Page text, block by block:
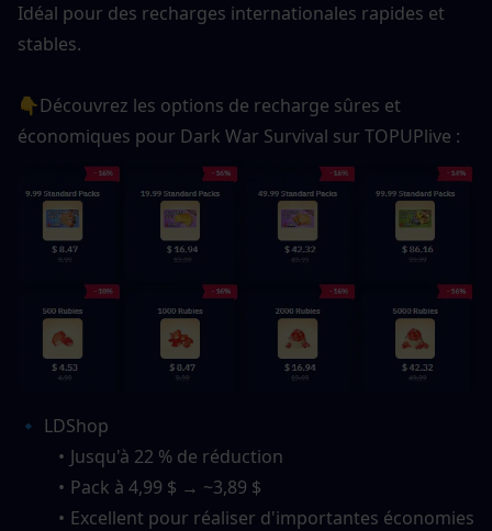
Idéal pour des recharges internationales rapides et
stables.
👇Découvrez les options de recharge sûres et
économiques pour Dark War Survival sur TOPUPlive :
🔹 LDShop
Jusqu'à 22 % de réduction
Pack à 4,99 $ → ~3,89 $
Excellent pour réaliser d'importantes économies